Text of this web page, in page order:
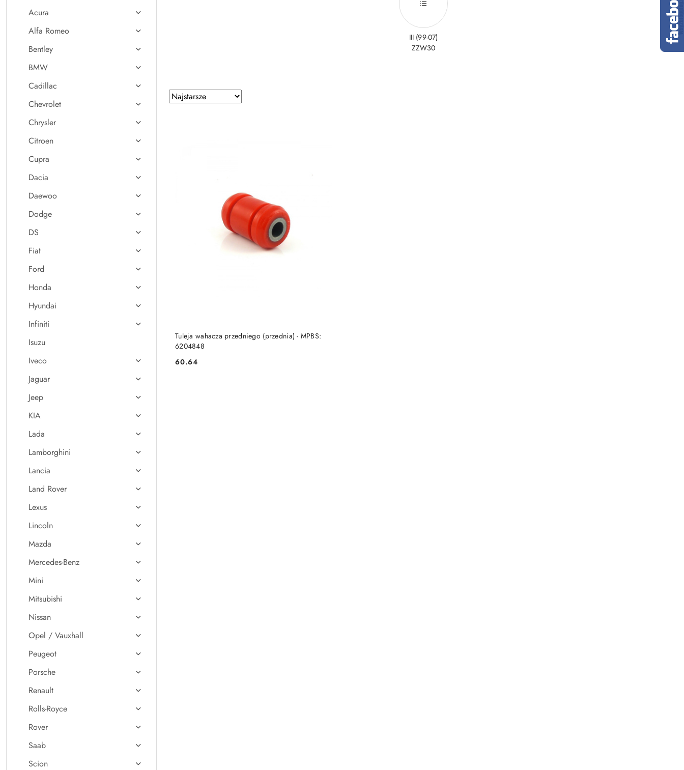
Acura
Alfa Romeo
Bentley
BMW
Cadillac
Chevrolet
Chrysler
Citroen
Cupra
Dacia
Daewoo
Dodge
DS
Fiat
Ford
Honda
Hyundai
Infiniti
Isuzu
Iveco
Jaguar
Jeep
KIA
Lada
Lamborghini
Lancia
Land Rover
Lexus
Lincoln
Mazda
Mercedes-Benz
Mini
Mitsubishi
Nissan
Opel / Vauxhall
Peugeot
Porsche
Renault
Rolls-Royce
Rover
Saab
Scion
III (99-07)
ZZW30
Zastosowano
sortowanie:
Sortuj
według
Tuleja wahacza przedniego (przednia) - MPBS:
6204848
Cena:
60.64
DO KOSZYKA